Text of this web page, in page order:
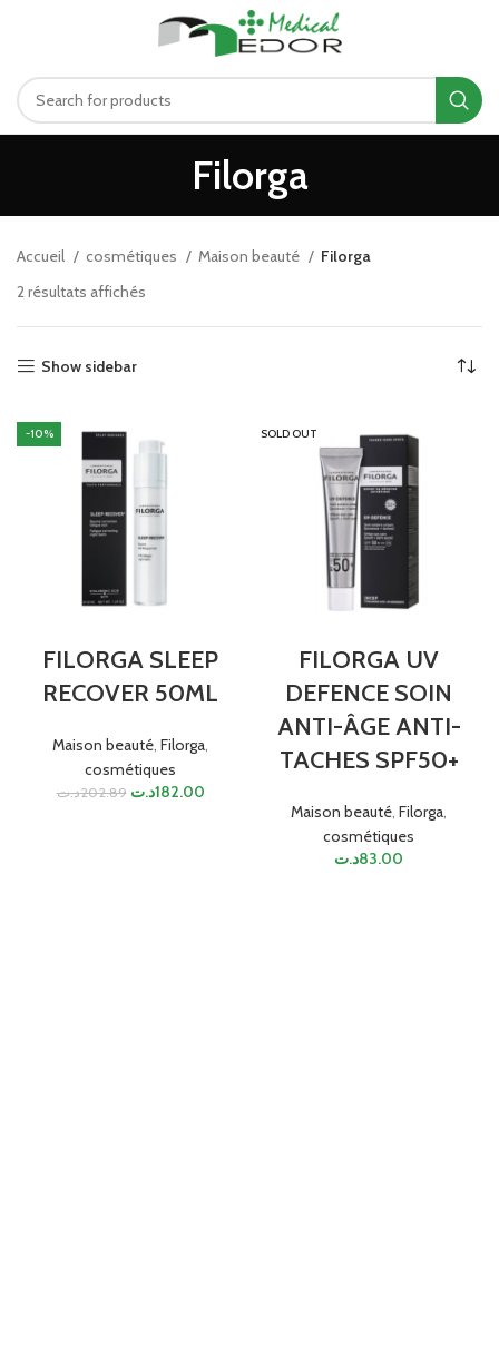
Filorga
Accueil cosmétiques Maison beauté
Filorga
2 résultats affichés
Show sidebar
-10%
FILORGA SLEEP
RECOVER 50ML
Maison beauté, Filorga,
cosmétiques
202.89د.ت 182.00د.ت
SOLD OUT
FILORGA UV
DEFENCE SOIN
ANTI-ÂGE ANTI-
TACHES SPF50+
Maison beauté, Filorga,
cosmétiques
83.00د.ت